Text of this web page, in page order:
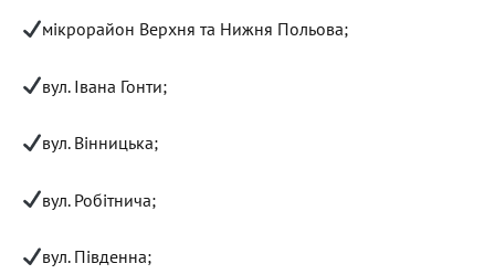
мікрорайон Верхня та Нижня Польова;
вул. Івана Гонти;
вул. Вінницька;
вул. Робітнича;
вул. Південна;